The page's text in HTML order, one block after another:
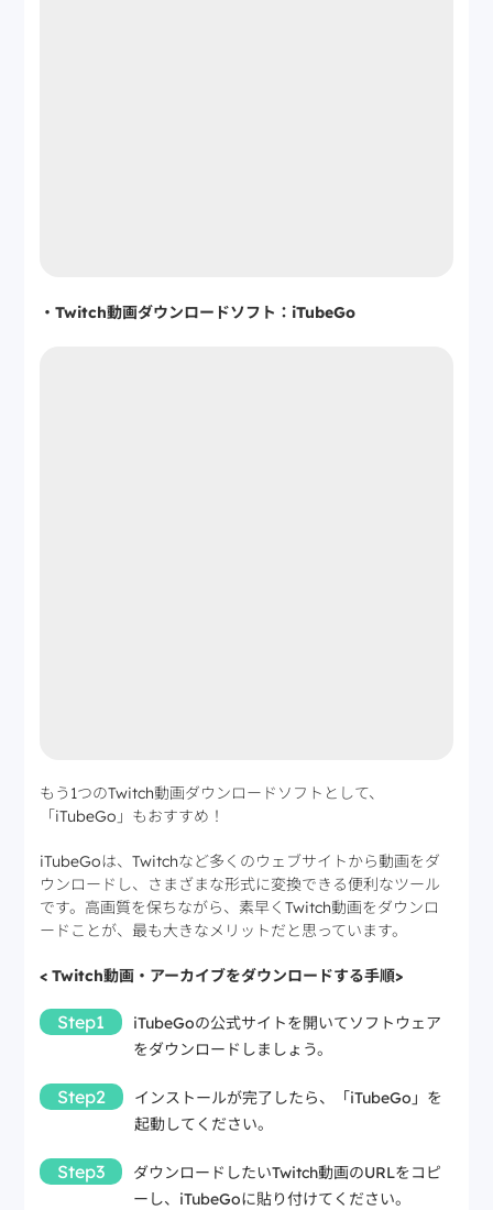
・Twitch動画ダウンロードソフト：iTubeGo
もう1つのTwitch動画ダウンロードソフトとして、
「iTubeGo」もおすすめ！
iTubeGoは、Twitchなど多くのウェブサイトから動画をダ
ウンロードし、さまざまな形式に変換できる便利なツール
です。高画質を保ちながら、素早くTwitch動画をダウンロ
ードことが、最も大きなメリットだと思っています。
< Twitch動画・アーカイブをダウンロードする手順>
Step1
iTubeGoの公式サイトを開いてソフトウェア
をダウンロードしましょう。
Step2
インストールが完了したら、「iTubeGo」を
起動してください。
Step3
ダウンロードしたいTwitch動画のURLをコピ
ーし、iTubeGoに貼り付けてください。